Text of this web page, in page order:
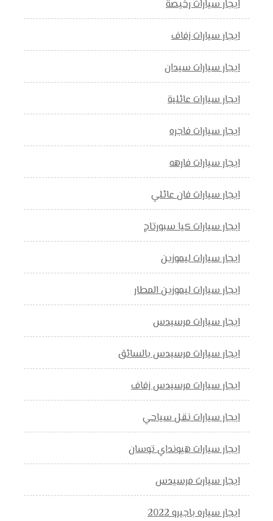
ايجار سيارات رخيصة
ايجار سيارات زفاف
ايجار سيارات سيدان
ايجار سيارات عائلية
ايجار سيارات فاجره
ايجار سيارات فارهه
ايجار سيارات فان عائلي
ايجار سيارات كيا سبورتاج
ايجار سيارات ليموزين
ايجار سيارات ليموزين المطار
ايجار سيارات مرسيدس
ايجار سيارات مرسيدس بالسائق
ايجار سيارات مرسيدس زفاف
ايجار سيارات نقل سياحي
ايجار سيارات هيونداي توسان
ايجار سيارت مرسيدس
ايجار سياره باجيرو 2022